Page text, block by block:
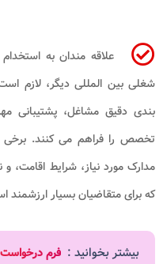
علاقه مندان به استخدام
شغلی بین المللی دیگر، لازم
بندی دقیق مشاغل، پشتیبانی
تخصص را فراهم می کنند. برخی
مدارک مورد نیاز، شرایط اقامت، و
که برای متقاضیان بسیار ارزشمند
بیشتر بخوانید : فرم